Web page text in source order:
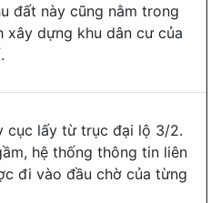
đất này cũng nằm trong
xây dựng khu dân cư của
cục lấy từ trục đại lộ 3/2.
hệ thống thông tin liên
đi vào đầu chờ của từng